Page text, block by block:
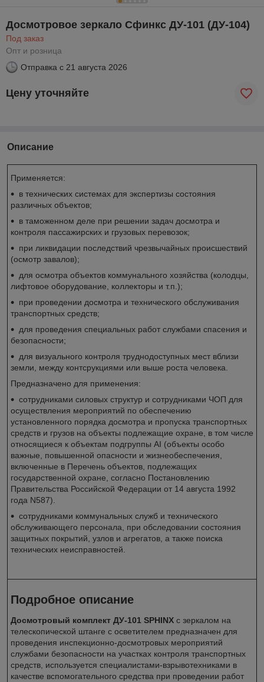
Досмотровое зеркало Сфинкс ДУ-101 (ДУ-104)
Под заказ
Опт и розница
Отправка с 21 августа 2026
Цену уточняйте
Описание
Применяется:
в технических системах для экспертизы состояния
различных объектов;
в таможенном деле при решении задач досмотра и
контроля пассажирских и грузовых перевозок;
при ликвидации последствий чрезвычайных происшествий
(осмотр завалов);
для осмотра объектов коммунального хозяйства (колодцы,
лифтовое оборудование, коллекторы и т.п.);
при проведении досмотра и технического обслуживания
транспортных средств;
для проведения специальных работ службами спасения и
безопасности;
для визуального контроля труднодоступных мест вблизи
земли, между контсрукциями или выше роста человека.
Предназначено для применения:
сотрудниками силовых структур и сотрудниками ЧОП для
осуществления мероприятий по обеспечению
установленного порядка досмотра и пропуска транспортных
средств и грузов на объекты подлежащие охране, в том числе
относящиеся к объектам подгруппы AI (объекты особо
важные, повышенной опасности и жизнеобеспечения,
включенные в Перечень объектов, подлежащих
государственной охране, согласно Постановлению
Правительства Российской Федерации от 14 августа 1992
года N587).
сотрудниками коммунальных служб и технического
обслуживающего персонала, при обследовании состояния
защитных покрытий, узлов и агрегатов, а также поиска
технических неисправностей.
Подробное описание
Досмотровый комплект ДУ-101 SPHINX с зеркалом на
телескопической штанге с осветителем предназначен для
проведения инспекционно-досмотровых мероприятий
службами безопасности на участках контроля транспортных
средств, используется специалистами-взрывотехниками в
качестве вспомогательного средства при проведении работ